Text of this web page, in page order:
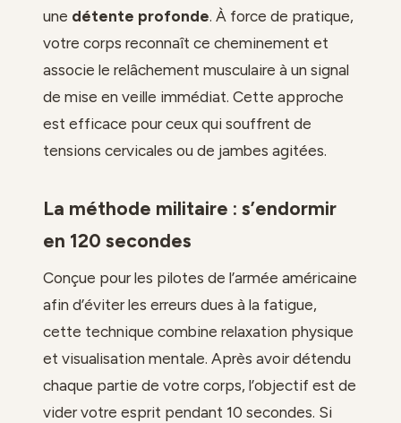
une détente profonde. À force de pratique,
votre corps reconnaît ce cheminement et
associe le relâchement musculaire à un signal
de mise en veille immédiat. Cette approche
est efficace pour ceux qui souffrent de
tensions cervicales ou de jambes agitées.
La méthode militaire : s’endormir
en 120 secondes
Conçue pour les pilotes de l’armée américaine
afin d’éviter les erreurs dues à la fatigue,
cette technique combine relaxation physique
et visualisation mentale. Après avoir détendu
chaque partie de votre corps, l’objectif est de
vider votre esprit pendant 10 secondes. Si